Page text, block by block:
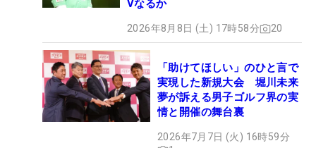
Vなるか
2026年8月8日 (土) 17時58分 20
「助けてほしい」のひと言で
実現した新規大会 堀川未来
夢が訴える男子ゴルフ界の実
情と開催の舞台裏
2026年7月7日 (火) 16時59分